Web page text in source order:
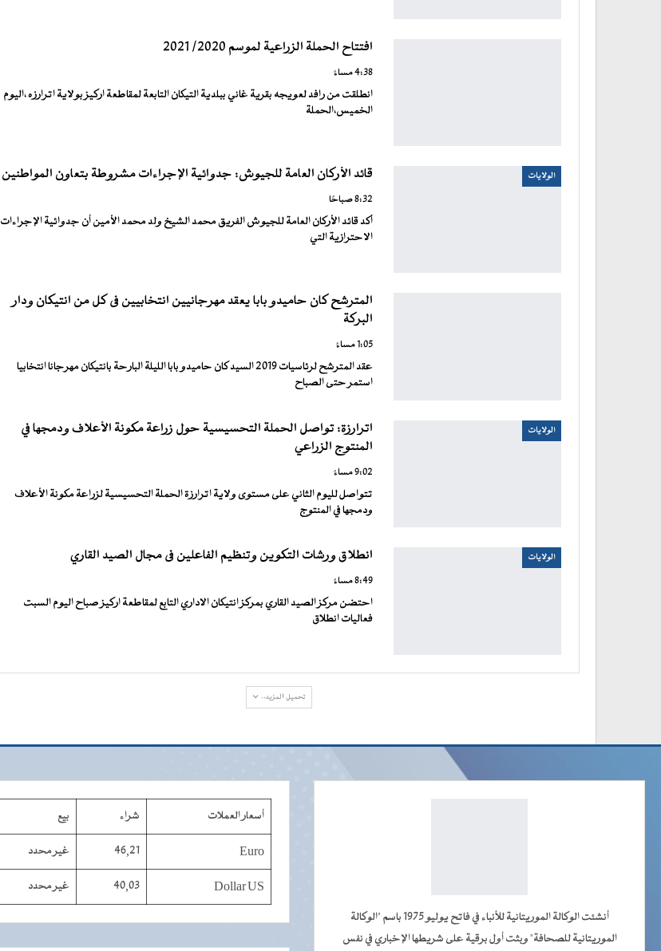
افتتاح الحملة الزراعية لموسم 2020/ 2021
4:38 مساءً
انطلقت من رافد لعويجه بقرية غاني ببلدية التيكان التابعة لمقاطعة اركيز بولاية اترارزه ،اليوم
الخميس،الحملة
الولايات قائد الأركان العامة للجيوش: جدوائية الإجراءات مشروطة بتعاون المواطنين
8:32 صباحًا
أكد قائد الأركان العامة للجيوش الفريق محمد الشيخ ولد محمد الأمين أن جدوائية الإجراءات
الاحترازية التي
المترشح كان حاميدو بابا يعقد مهرجانيين انتخابيين فى كل من انتيكان ودار
البركة
1:05 مساءً
عقد المترشح لرئاسيات 2019 السيد كان حاميدو بابا الليلة البارحة بانتيكان مهرجانا انتخابيا
استمر حتى الصباح
الولايات
اترارزة: تواصل الحملة التحسيسية حول زراعة مكونة الأعلاف ودمجها في
المنتوج الزراعي
9:02 مساءً
تتواصل لليوم الثاني على مستوى ولاية اترارزة الحملة التحسيسية لزراعة مكونة الأعلاف
ودمجها في المنتوج
الولايات انطلاق ورشات التكوين وتنظيم الفاعلين فى مجال الصيد القاري
8:49 مساءً
احتضن مركز الصيد القاري بمركز انتيكان الاداري التابع لمقاطعة اركيز صباح اليوم السبت
فعاليات انطلاق
تحميل المزيد..
أنشئت الوكالة الموريتانية للأنباء في فاتح يوليو 1975 باسم "الوكالة
الموريتانية للصحافة" وبثت أول برقية على شريطها الإخباري في نفس
أسعار العملات شراء بيع
Euro
46,21 غير محدد
Dollar US
40,03 غير محدد